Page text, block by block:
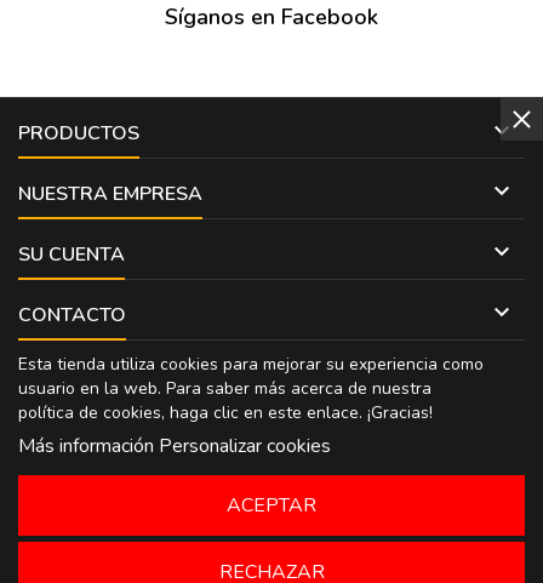
Síganos en Facebook
PRODUCTOS 
NUESTRA EMPRESA 
SU CUENTA 
CONTACTO 
Esta tienda utiliza cookies para mejorar su experiencia como
usuario en la web. Para saber más acerca de nuestra
política de cookies, haga clic en este enlace. ¡Gracias!
Más información Personalizar cookies
RECHAZAR
ACEPTAR